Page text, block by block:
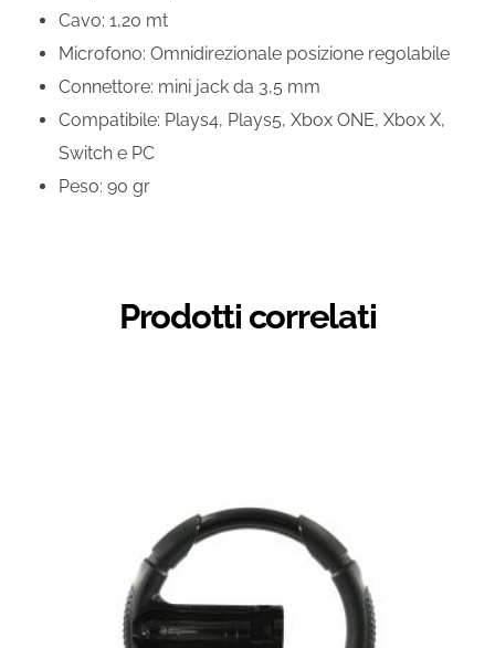
Cavo: 1,20 mt
Microfono: Omnidirezionale posizione regolabile
Connettore: mini jack da 3,5 mm
Compatibile: Plays4, Plays5, Xbox ONE, Xbox X,
Switch e PC
Peso: 90 gr
Prodotti correlati